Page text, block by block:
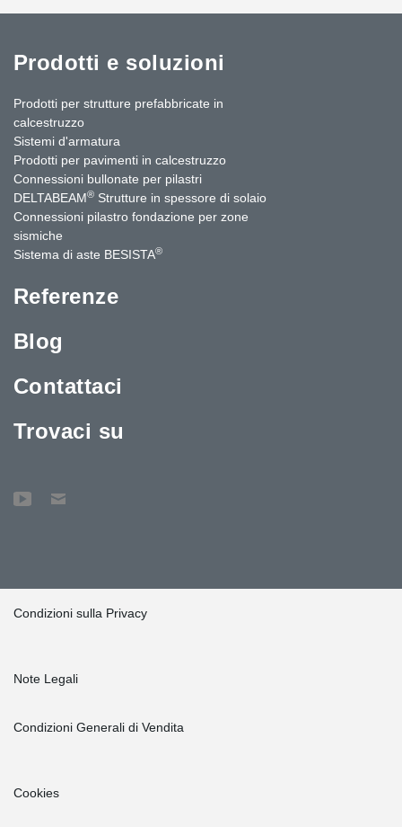
Prodotti e soluzioni
Prodotti per strutture prefabbricate in
calcestruzzo
Sistemi d'armatura
Prodotti per pavimenti in calcestruzzo
Connessioni bullonate per pilastri
DELTABEAM® Strutture in spessore di solaio
Connessioni pilastro fondazione per zone
sismiche
Sistema di aste BESISTA®
Referenze
Blog
Contattaci
Trovaci su
Condizioni sulla Privacy
Note Legali
Condizioni Generali di Vendita
Cookies